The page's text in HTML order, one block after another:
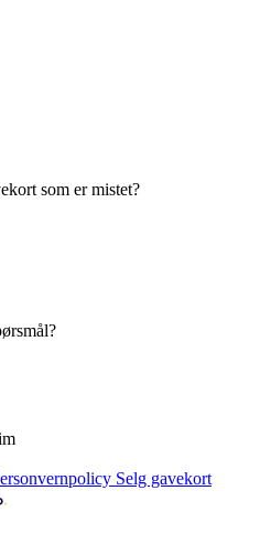
som er mistet?
Selg gavekort